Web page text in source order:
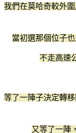
我們在莫哈奇較外
當初選那個位子
不走高速
等了一陣子決定轉
又等了一陣